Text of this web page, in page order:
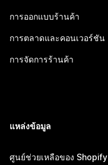
การออกแบบร้านค้า
การตลาดและคอนเวอร์ชัน
การจัดการร้านค้า
แหล่งข้อมูล
ศูนย์ช่วยเหลือของ Shopify